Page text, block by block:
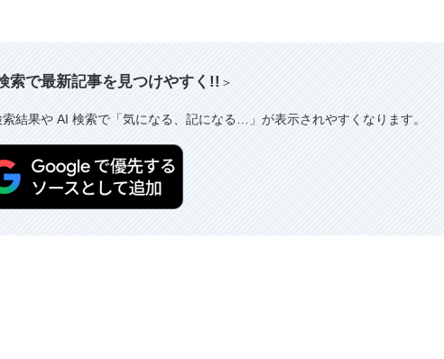
索で最新記事を見つけやすく!! ＞
結果や AI 検索で「気になる、記になる…」が表示されやすくなります。